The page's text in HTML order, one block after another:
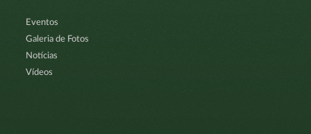
Eventos
Galeria de Fotos
Notícias
Vídeos